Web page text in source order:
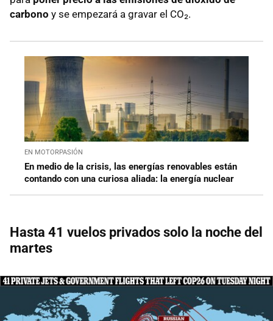
carbono y se empezará a gravar el CO₂.
EN MOTORPASIÓN
En medio de la crisis, las energías renovables están
contando con una curiosa aliada: la energía nuclear
Hasta 41 vuelos privados solo la noche del
martes